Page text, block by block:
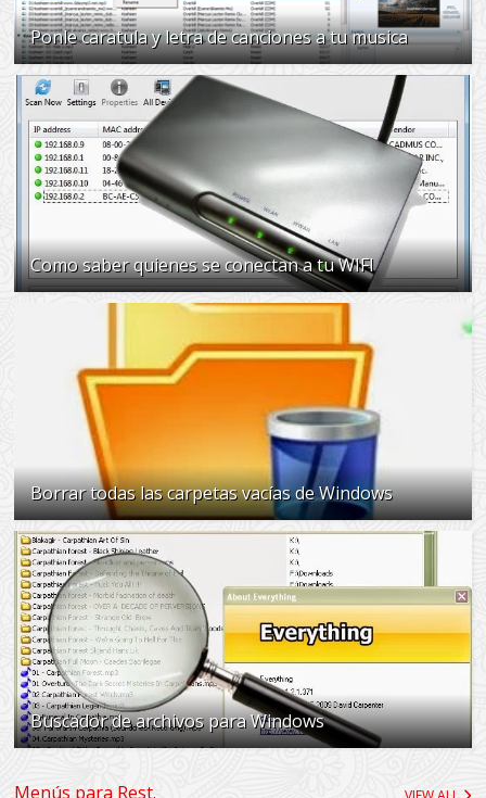
Ponle caratula y letra de canciones a tu musica
Como saber quienes se conectan a tu WIFI
Borrar todas las carpetas vacías de Windows
Buscador de archivos para Windows
Menús para Rest.